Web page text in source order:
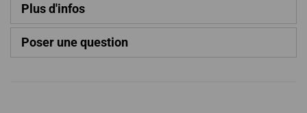
Plus d'infos
Poser une question